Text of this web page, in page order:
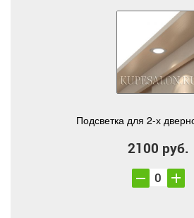
Подсветка для 2-х
2100 руб.